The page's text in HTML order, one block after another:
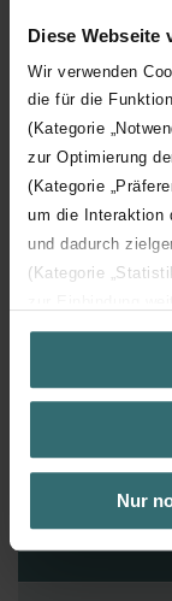
Diese Webseite
Wir verwenden
die für die
(Kategorie
zur Optimierung
(Kategorie
um die Interaktion
und dadurch
(Kategorie
(Kategorie
Über „Details
Sie weitere
der Auswahl von
Besuchsverlauf
bestmöglicheNur
Meer tonen
Downloads
loading...